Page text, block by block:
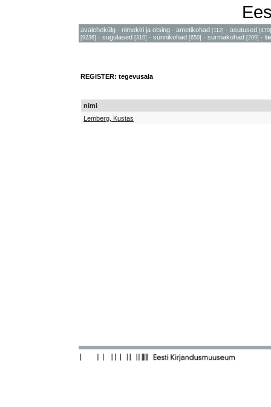
avalehekülg · nimekiri ja otsing · ametikohad [112] · asutused [470]
[9236] · sugulased [310] · sünnikohad [650] · surmakohad [209] ·
REGISTER: tegevusala
nimi
Lemberg, Kustas